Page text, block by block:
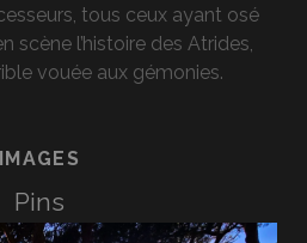
tous ceux ayant osé
scène l’histoire des Atrides,
vouée aux gémonies.
IMAGES
Pins